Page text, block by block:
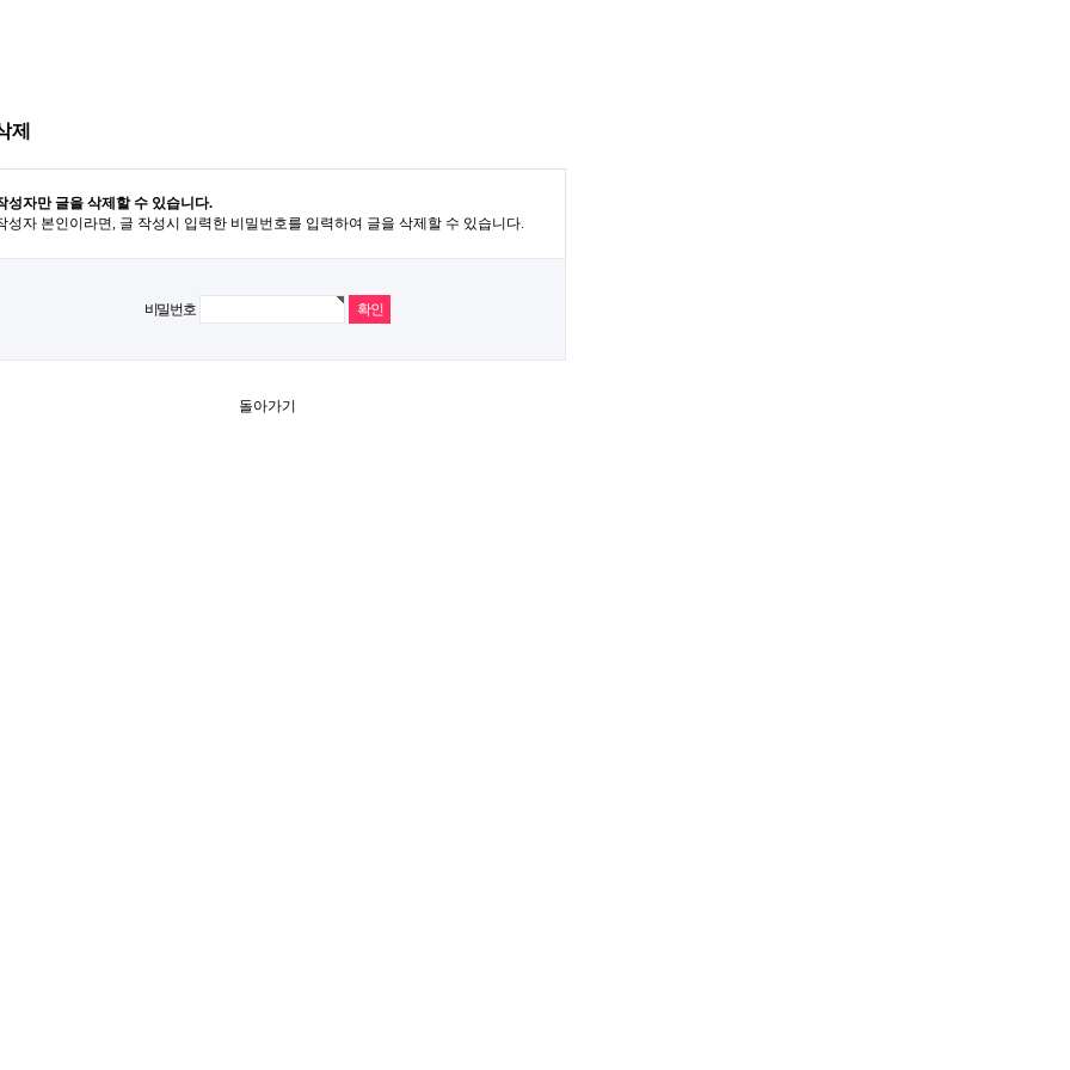
제
성자만 글을 삭제할 수 있습니다.
성자 본인이라면, 글 작성시 입력한 비밀번호를 입력하여 글을 삭제할 수 있습니다.
비밀번호
돌아가기